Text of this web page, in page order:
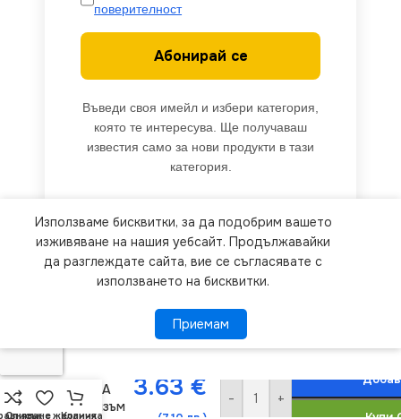
поверителност
Абонирай се
Въведи своя имейл и избери категория,
която те интересува. Ще получаваш
известия само за нови продукти в тази
категория.
Списък с желания
Количка
We use cookies to improve your experience on our
website. By browsing this website, you agree to
our use of cookies.
ПОВЕЧЕ ИНФОРМАЦИЯ
002233-111
MONO
DESPINA
Механизъм
3.63 € - +
Използваме бисквитки, за да подобрим вашето
изживяване на нашия уебсайт. Продължавайки
да разглеждате сайта, вие се съгласявате с
използването на бисквитки.
Приемам